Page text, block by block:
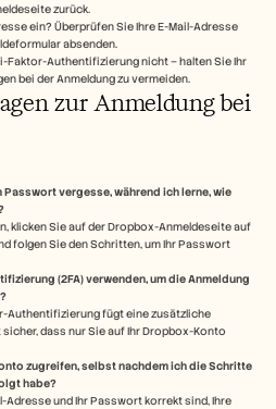
zurück.
ein? Überprüfen Sie Ihre E-Mail-Adresse
absenden.
Faktor-Authentifizierung nicht – halten Sie Ihr
bei der Anmeldung zu vermeiden.
zur Anmeldung bei
vergesse, während ich lerne, wie
folgen Sie den Schritten, um Ihr Passwort
(2FA) verwenden, um die Anmeldung
Authentifizierung fügt eine zusätzliche
dass nur Sie auf Ihr Dropbox-Konto
zugreifen, selbst nachdem ich die Schritte
habe?
Adresse und Ihr Passwort korrekt sind, Ihre